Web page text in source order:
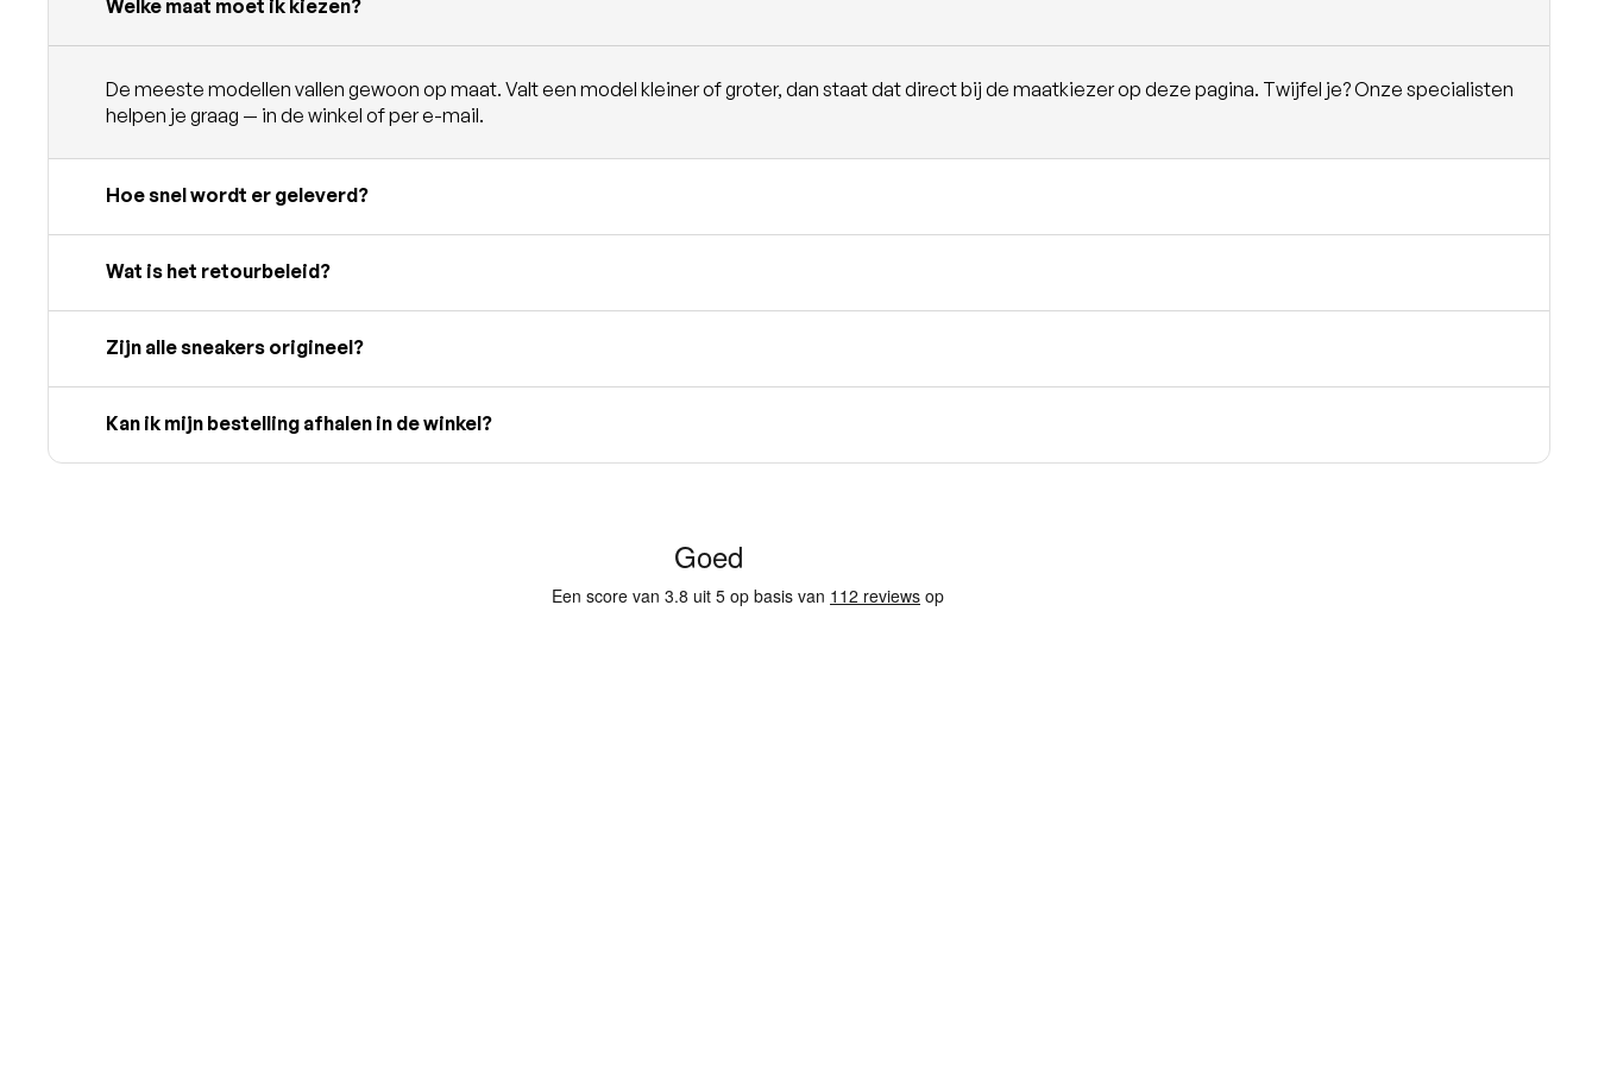
Welke maat moet ik kiezen?
De meeste modellen vallen gewoon op maat. Valt een model kleiner of groter, dan staat dat direct bij de maatkiezer op deze pagina. Twijfel je? Onze specialisten
helpen je graag — in de winkel of per e-mail.
Hoe snel wordt er geleverd?
Wat is het retourbeleid?
Zijn alle sneakers origineel?
Kan ik mijn bestelling afhalen in de winkel?